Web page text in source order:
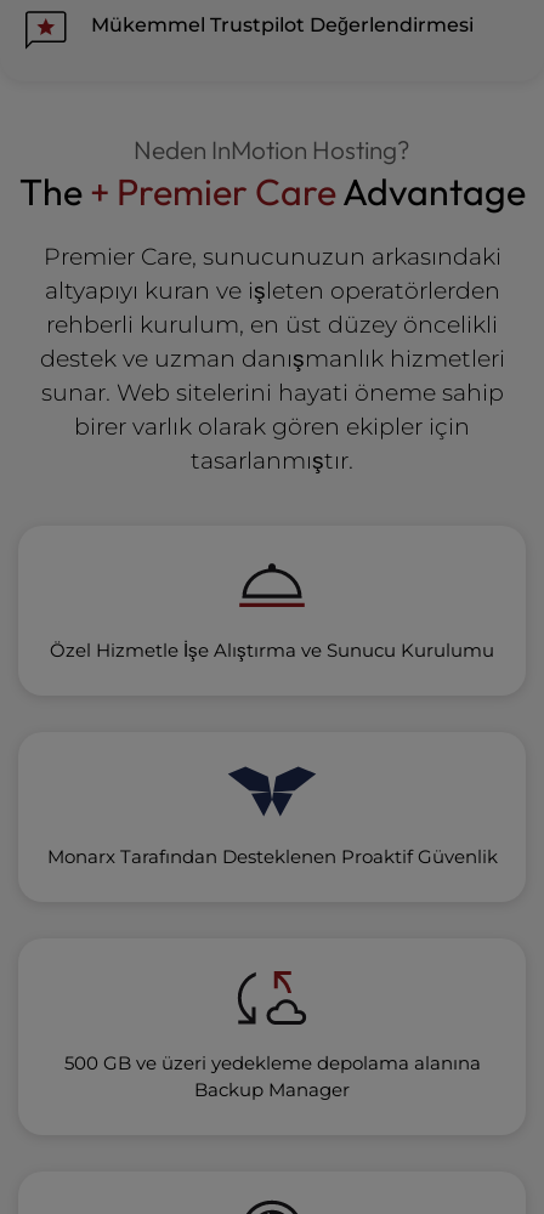
Mükemmel Trustpilot Değerlendirmesi
Neden InMotion Hosting?
The + Premier CareAdvantage
Premier Care, sunucunuzun arkasındaki
altyapıyı kuran ve işleten operatörlerden
rehberli kurulum, en üst düzey öncelikli
destek ve uzman danışmanlık hizmetleri
sunar. Web sitelerini hayati öneme sahip
birer varlık olarak gören ekipler için
tasarlanmıştır.
Özel Hizmetle İşe Alıştırma ve Sunucu Kurulumu
Monarx Tarafından Desteklenen Proaktif Güvenlik
500 GB ve üzeri yedekleme depolama alanına
Backup Manager